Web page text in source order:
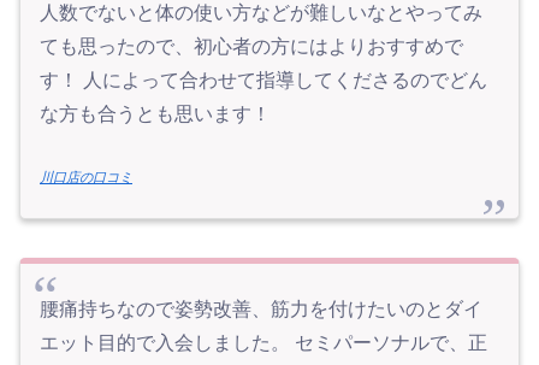
人数でないと体の使い方などが難しいなとやってみ
ても思ったので、初心者の方にはよりおすすめで
す！ 人によって合わせて指導してくださるのでどん
な方も合うとも思います！
川口店の口コミ
腰痛持ちなので姿勢改善、筋力を付けたいのとダイ
エット目的で入会しました。 セミパーソナルで、正